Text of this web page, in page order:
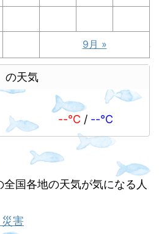
9月 »
の天気
--℃ / --℃
国各地の天気が気になる人
害